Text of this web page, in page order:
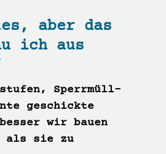
aber das
ich aus
Sperrmüll-
geschickte
wir bauen
als sie zu